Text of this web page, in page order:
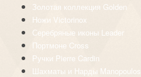
Золотая коллекция Golden
Ножи Victorinox
Серебряные иконы Leader
Портмоне Cross
Ручки Pierre Cardin
Шахматы и Нарды Manopoulos